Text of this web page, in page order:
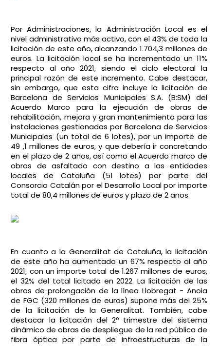
Por Administraciones, la Administración Local es el
nivel administrativo más activo, con el 43% de toda la
licitación de este año, alcanzando 1.704,3 millones de
euros. La licitación local se ha incrementado un 11%
respecto al año 2021, siendo el ciclo electoral la
principal razón de este incremento. Cabe destacar,
sin embargo, que esta cifra incluye la licitación de
Barcelona de Servicios Municipales S.A. (B:SM) del
Acuerdo Marco para la ejecución de obras de
rehabilitación, mejora y gran mantenimiento para las
instalaciones gestionadas por Barcelona de Servicios
Municipales (un total de 6 lotes), por un importe de
49 ,1 millones de euros, y que debería ir concretando
en el plazo de 2 años, así como el Acuerdo marco de
obras de asfaltado con destino a las entidades
locales de Cataluña (51 lotes) por parte del
Consorcio Catalán por el Desarrollo Local por importe
total de 80,4 millones de euros y plazo de 2 años.
En cuanto a la Generalitat de Cataluña, la licitación
de este año ha aumentado un 67% respecto al año
2021, con un importe total de 1.267 millones de euros,
el 32% del total licitado en 2022. La licitación de las
obras de prolongación de la línea Llobregat - Anoia
de FGC (320 millones de euros) supone más del 25%
de la licitación de la Generalitat. También, cabe
destacar la licitación del 2º trimestre del sistema
dinámico de obras de despliegue de la red pública de
fibra óptica por parte de infraestructuras de la